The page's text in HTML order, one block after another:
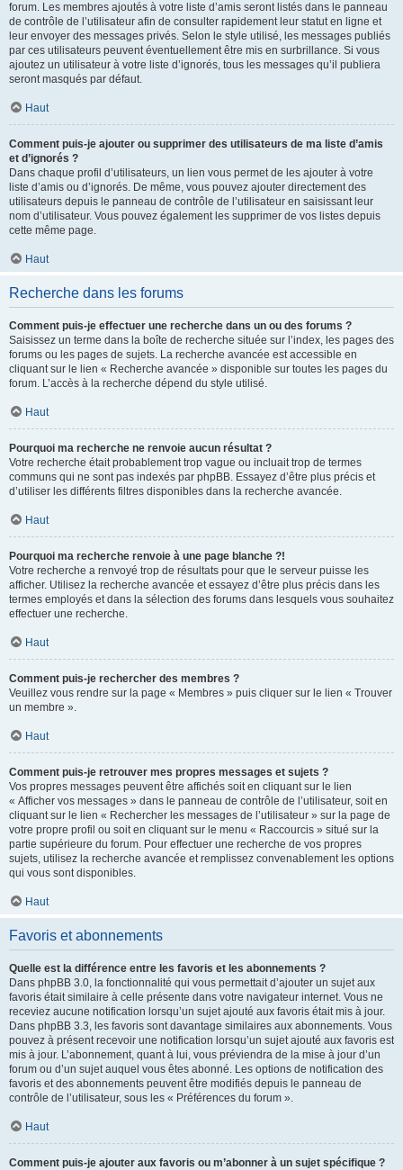
forum. Les membres ajoutés à votre liste d’amis seront listés dans le panneau
de contrôle de l’utilisateur afin de consulter rapidement leur statut en ligne et
leur envoyer des messages privés. Selon le style utilisé, les messages publiés
par ces utilisateurs peuvent éventuellement être mis en surbrillance. Si vous
ajoutez un utilisateur à votre liste d’ignorés, tous les messages qu’il publiera
seront masqués par défaut.
Haut
Comment puis-je ajouter ou supprimer des utilisateurs de ma liste d’amis
et d’ignorés ?
Dans chaque profil d’utilisateurs, un lien vous permet de les ajouter à votre
liste d’amis ou d’ignorés. De même, vous pouvez ajouter directement des
utilisateurs depuis le panneau de contrôle de l’utilisateur en saisissant leur
nom d’utilisateur. Vous pouvez également les supprimer de vos listes depuis
cette même page.
Haut
Recherche dans les forums
Comment puis-je effectuer une recherche dans un ou des forums ?
Saisissez un terme dans la boîte de recherche située sur l’index, les pages des
forums ou les pages de sujets. La recherche avancée est accessible en
cliquant sur le lien « Recherche avancée » disponible sur toutes les pages du
forum. L’accès à la recherche dépend du style utilisé.
Haut
Pourquoi ma recherche ne renvoie aucun résultat ?
Votre recherche était probablement trop vague ou incluait trop de termes
communs qui ne sont pas indexés par phpBB. Essayez d’être plus précis et
d’utiliser les différents filtres disponibles dans la recherche avancée.
Haut
Pourquoi ma recherche renvoie à une page blanche ?!
Votre recherche a renvoyé trop de résultats pour que le serveur puisse les
afficher. Utilisez la recherche avancée et essayez d’être plus précis dans les
termes employés et dans la sélection des forums dans lesquels vous souhaitez
effectuer une recherche.
Haut
Comment puis-je rechercher des membres ?
Veuillez vous rendre sur la page « Membres » puis cliquer sur le lien « Trouver
un membre ».
Haut
Comment puis-je retrouver mes propres messages et sujets ?
Vos propres messages peuvent être affichés soit en cliquant sur le lien
« Afficher vos messages » dans le panneau de contrôle de l’utilisateur, soit en
cliquant sur le lien « Rechercher les messages de l’utilisateur » sur la page de
votre propre profil ou soit en cliquant sur le menu « Raccourcis » situé sur la
partie supérieure du forum. Pour effectuer une recherche de vos propres
sujets, utilisez la recherche avancée et remplissez convenablement les options
qui vous sont disponibles.
Haut
Favoris et abonnements
Quelle est la différence entre les favoris et les abonnements ?
Dans phpBB 3.0, la fonctionnalité qui vous permettait d’ajouter un sujet aux
favoris était similaire à celle présente dans votre navigateur internet. Vous ne
receviez aucune notification lorsqu’un sujet ajouté aux favoris était mis à jour.
Dans phpBB 3.3, les favoris sont davantage similaires aux abonnements. Vous
pouvez à présent recevoir une notification lorsqu’un sujet ajouté aux favoris est
mis à jour. L’abonnement, quant à lui, vous préviendra de la mise à jour d’un
forum ou d’un sujet auquel vous êtes abonné. Les options de notification des
favoris et des abonnements peuvent être modifiés depuis le panneau de
contrôle de l’utilisateur, sous les « Préférences du forum ».
Haut
Comment puis-je ajouter aux favoris ou m’abonner à un sujet spécifique ?